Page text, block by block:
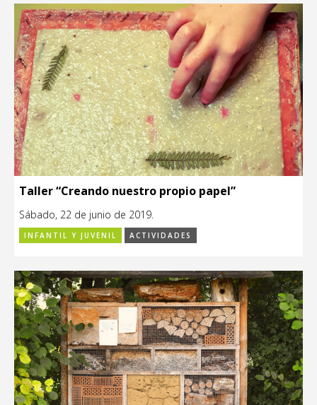
Taller “Creando nuestro propio papel”
Sábado, 22 de junio de 2019.
INFANTIL Y JUVENIL ACTIVIDADES